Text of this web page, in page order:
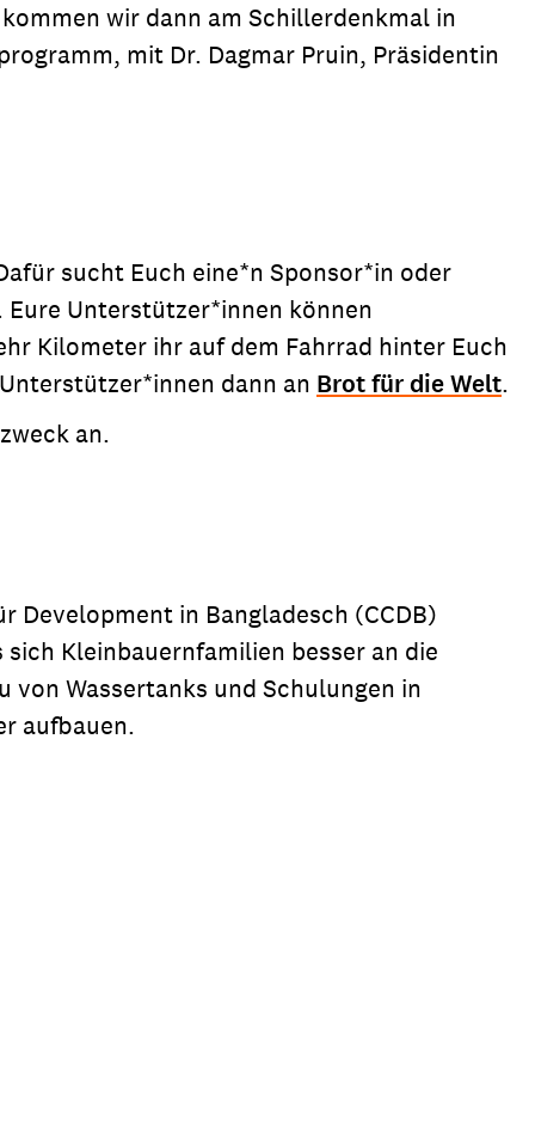
wir dann am Schillerdenkmal in
mit Dr. Dagmar Pruin, Präsidentin
sucht Euch eine*n Sponsor*in oder
Unterstützer*innen können
Kilometer ihr auf dem Fahrrad hinter Euch
dann an Brot für die Welt.
an.
Development in Bangladesch (CCDB)
Kleinbauernfamilien besser an die
von Wassertanks und Schulungen in
aufbauen.